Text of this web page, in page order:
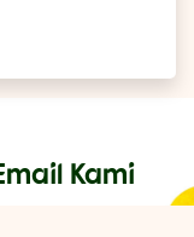
Kami